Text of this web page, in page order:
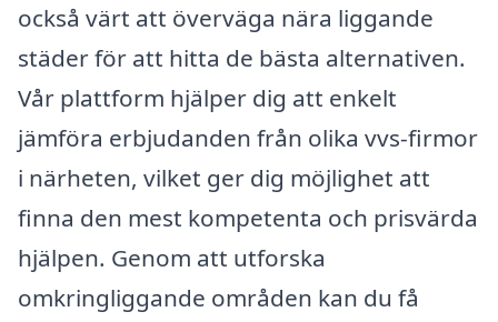
också värt att överväga nära liggande
städer för att hitta de bästa alternativen.
Vår plattform hjälper dig att enkelt
jämföra erbjudanden från olika vvs-firmor
i närheten, vilket ger dig möjlighet att
finna den mest kompetenta och prisvärda
hjälpen. Genom att utforska
omkringliggande områden kan du få